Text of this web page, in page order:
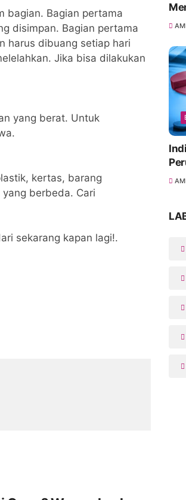
bagian. Bagian pertama
disimpan. Bagian pertama
harus dibuang setiap hari
Jika bisa dilakukan
yang berat. Untuk
kertas, barang
berbeda. Cari
sekarang kapan lagi!.